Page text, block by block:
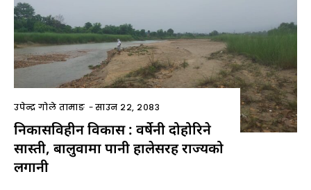
उपेन्द्र गोले तामाङ -साउन २२, २०८३
निकासविहीन विकास : वर्षेनी दोहोरिने
सास्ती, बालुवामा पानी हालेसरह राज्यको
लगानी